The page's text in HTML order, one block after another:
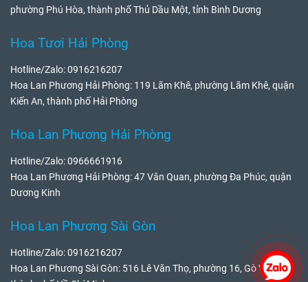
phường Phú Hòa, thành phố Thủ Dầu Một, tỉnh Bình Dương
Hoa Tươi Hải Phòng
Hotline/Zalo: 0916216207
Hoa Lan Phương Hải Phòng: 119 Lãm Khê, phường Lãm Khê, quận
Kiến An, thành phố Hải Phòng
Hoa Lan Phương Hải Phòng
Hotline/Zalo: 0966661916
Hoa Lan Phương Hải Phòng: 47 Vân Quan, phường Đa Phúc, quận
Dương Kinh
Hoa Lan Phương Sài Gòn
Hotline/Zalo: 0916216207
Hoa Lan Phương Sài Gòn: 516 Lê Văn Thọ, phường 16, Gò Vấp,